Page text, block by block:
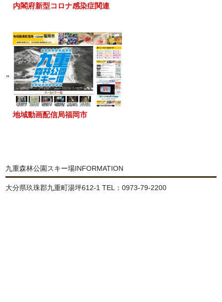
内閣府新型コロナ感染症関連
地域動画配信局福岡市
九重森林公園スキー場INFORMATION
大分県玖珠郡九重町湯坪612-1 TEL：0973-79-2200